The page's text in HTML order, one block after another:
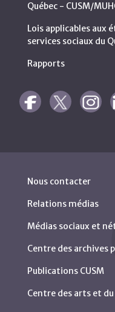
Québec - CUSM/
Lois applicables aux
services sociaux du
Rapports
Nous contacter
Relations médias
Médias sociaux et
Centre des archives
Publications CUSM
Centre des arts et